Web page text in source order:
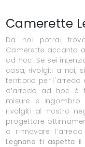
Camerette
Da noi potrai
Camerette accanto
ad hoc. Se sei
casa, rivolgiti a noi,
territorio per l'arredo
d’arredo ad hoc è
misure e ingombro
rivolgiti al nostro
progettare
a rinnovare
Legnano ti aspetta